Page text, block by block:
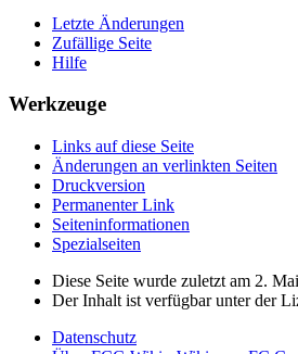
Letzte Änderungen
Zufällige Seite
Hilfe
Werkzeuge
Links auf diese Seite
Änderungen an verlinkten Seiten
Druckversion
Permanenter Link
Seiten­­informationen
Spezialseiten
Diese Seite wurde zuletzt am 2.
Der Inhalt ist verfügbar unter der
Datenschutz